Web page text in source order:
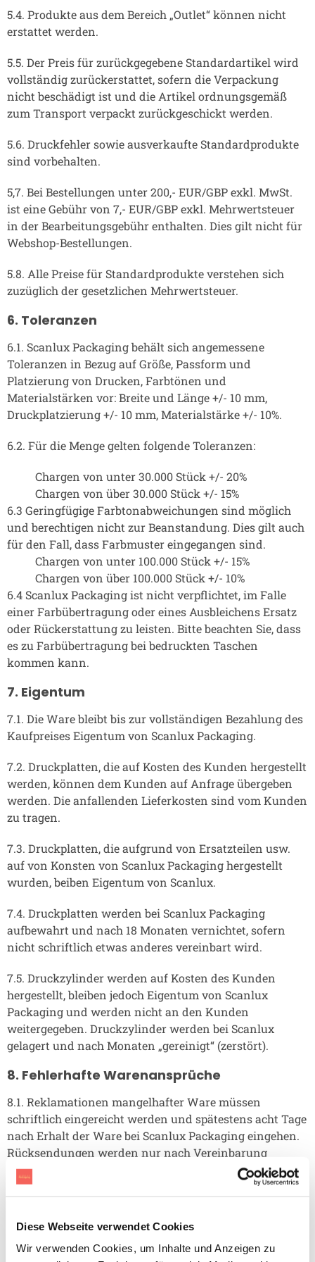
Diese Webseite verwendet Cookies
Wir verwenden Cookies, um Inhalte und Anzeigen zu
5.4. Produkte aus dem Bereich „Outlet“ können nicht
erstattet werden.
5.5. Der Preis für zurückgegebene Standardartikel wird
vollständig zurückerstattet, sofern die Verpackung
nicht beschädigt ist und die Artikel ordnungsgemäß
zum Transport verpackt zurückgeschickt werden.
5.6. Druckfehler sowie ausverkaufte Standardprodukte
sind vorbehalten.
5,7. Bei Bestellungen unter 200,- EUR/GBP exkl. MwSt.
ist eine Gebühr von 7,- EUR/GBP exkl. Mehrwertsteuer
in der Bearbeitungsgebühr enthalten. Dies gilt nicht für
Webshop-Bestellungen.
5.8. Alle Preise für Standardprodukte verstehen sich
zuzüglich der gesetzlichen Mehrwertsteuer.
6. Toleranzen
6.1. Scanlux Packaging behält sich angemessene
Toleranzen in Bezug auf Größe, Passform und
Platzierung von Drucken, Farbtönen und
Materialstärken vor: Breite und Länge +/- 10 mm,
Druckplatzierung +/- 10 mm, Materialstärke +/- 10%.
6.2. Für die Menge gelten folgende Toleranzen:
Chargen von unter 30.000 Stück +/- 20%
Chargen von über 30.000 Stück +/- 15%
6.3 Geringfügige Farbtonabweichungen sind möglich
und berechtigen nicht zur Beanstandung. Dies gilt auch
für den Fall, dass Farbmuster eingegangen sind.
Chargen von unter 100.000 Stück +/- 15%
Chargen von über 100.000 Stück +/- 10%
6.4 Scanlux Packaging ist nicht verpflichtet, im Falle
einer Farbübertragung oder eines Ausbleichens Ersatz
oder Rückerstattung zu leisten. Bitte beachten Sie, dass
es zu Farbübertragung bei bedruckten Taschen
kommen kann.
7. Eigentum
7.1. Die Ware bleibt bis zur vollständigen Bezahlung des
Kaufpreises Eigentum von Scanlux Packaging.
7.2. Druckplatten, die auf Kosten des Kunden hergestellt
werden, können dem Kunden auf Anfrage übergeben
werden. Die anfallenden Lieferkosten sind vom Kunden
zu tragen.
7.3. Druckplatten, die aufgrund von Ersatzteilen usw.
auf von Konsten von Scanlux Packaging hergestellt
wurden, beiben Eigentum von Scanlux.
7.4. Druckplatten werden bei Scanlux Packaging
aufbewahrt und nach 18 Monaten vernichtet, sofern
nicht schriftlich etwas anderes vereinbart wird.
7.5. Druckzylinder werden auf Kosten des Kunden
hergestellt, bleiben jedoch Eigentum von Scanlux
Packaging und werden nicht an den Kunden
weitergegeben. Druckzylinder werden bei Scanlux
gelagert und nach Monaten „gereinigt“ (zerstört).
8. Fehlerhafte Warenansprüche
8.1. Reklamationen mangelhafter Ware müssen
schriftlich eingereicht werden und spätestens acht Tage
nach Erhalt der Ware bei Scanlux Packaging eingehen.
Rücksendungen werden nur nach Vereinbarung
angenommen. Bei Fehlern in den gelieferten Produkten
ist Scanlux Packaging nur zum Umtausch gegen neue
8.2. Wenn das falsche Produkt geliefert wird und auf
Kosten von Scanlux Packaging ausgetauscht werden